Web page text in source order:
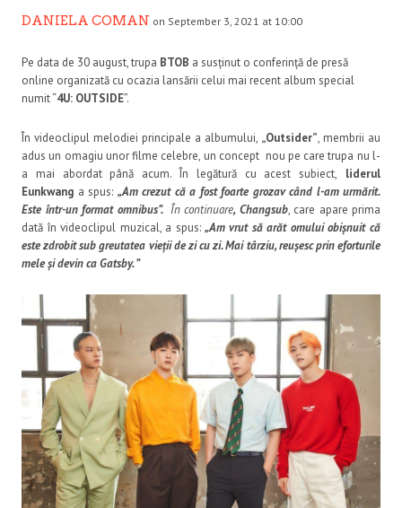
DANIELA COMAN on September 3, 2021 at 10:00
Pe data de 30 august, trupa BTOB a susținut o conferință de presă
online organizată cu ocazia lansării celui mai recent album special
numit “4U: OUTSIDE”.
În videoclipul melodiei principale a albumului, „Outsider”, membrii au
adus un omagiu unor filme celebre, un concept nou pe care trupa nu l-
a mai abordat până acum. În legătură cu acest subiect, liderul
Eunkwang a spus: „Am crezut că a fost foarte grozav când l-am urmărit.
Este într-un format omnibus”. În continuare, Changsub, care apare prima
dată în videoclipul muzical, a spus:„Am vrut să arăt omului obișnuit că
este zdrobit sub greutatea vieții de zi cu zi. Mai târziu, reușesc prin eforturile
mele și devin ca Gatsby. ”